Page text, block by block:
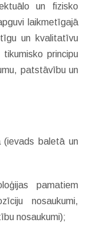
un fizisko
laikmetīgajā
un kvalitatīvu
principu
patstāvību un
(ievads baletā un
pamatiem
nosaukumi,
nosaukumi);